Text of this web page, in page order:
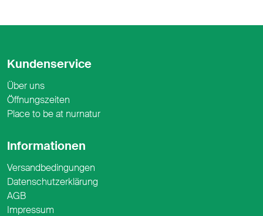
Kundenservice
Über uns
Öffnungszeiten
Place to be at nurnatur
Informationen
Versandbedingungen
Datenschutzerklärung
AGB
Impressum